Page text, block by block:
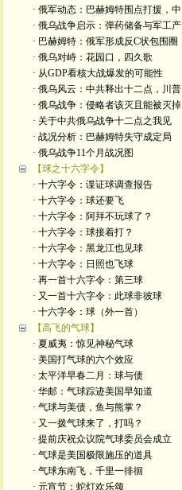
· 俄军动态：巴赫姆特围点打援，中
· 俄乌战争启示：弹药储备与军工产
· 巴赫姆特：俄军形成反C状包围圈
· 俄乌对峙：花园口，四久歌
· 从GDP看核大战爆发的可能性
· 俄乌风云：中共释出十二点，川普
· 俄乌战争：侵略者该灭且能被灭掉
· 关于中共俄乌战争十二点之我见
· 战况分析：巴赫姆特失守成定局
· 俄乌战争11个月战况图
【球之十六字令】
· 十六字令：谍证球调查报告
· 十六字令：球还要飞
· 十六字令：阿拜不玩球了？
· 十六字令：球接着打？
· 十六字令：黑龙江也见球
· 十六字令：日照也飞球
· 再一首十六字令：第三球
· 又一首十六字令：此球非彼球
· 十六字令：球（外一首）
【高飞的气球】
· 夏威夷：惊见神秘气球
· 美国打气球的六个效应
· 太平洋早春二月：球与债
· 华邮：气球踪迹美国早知道
· 气球与美债，鱼与熊掌？
· 又一拨气球来了，打吗？
· 提前庆祝众议院气球委员会成立
· 气球是美国极限施压的道具
· 气球东南飞，千里一徘徊
· 元宵节：蛇灯欢乐颂